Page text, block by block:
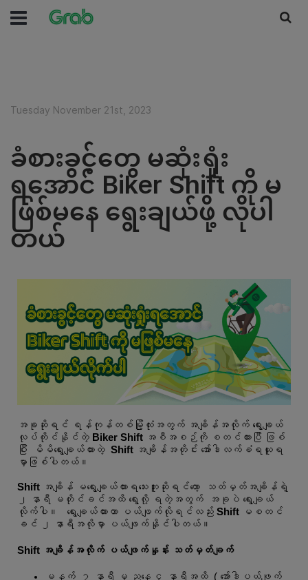
Tuesday November 21st, 2023
ခံစားခွင့်တွေ မဆုံးရှုံး
ရအောင် Biker Shift ကို မ
ဖြစ်မနေ ရွေးချယ်ဖို့ လိုပါ
တယ်
အခုဆိုရင် ရန်ကုန်တစ်မြို့လုံးအတွက် အချိန်အလိုက် ရွေးချယ်
လုပ်ကိုင်နိုင်တဲ့ Biker Shift အစီအစဉ်ကို စတင်ထားပြီ ဖြစ်
ပြီး မိမိရွေးချယ်ထားတဲ့ Shift အချိန်အတိုင်း အော်ဒါလက်ခံရယူရ
မှာဖြစ်ပါတယ်။
Shift အချိန် မရွေးချယ်ထားရသေးဘူးဆိုရင်တော့ သတ်မှတ်အချိန်ရဲ့
၂ နာရီ မတိုင်ခင်အထိ ရွေးလို့ ရတဲ့အတွက် အခုပဲ ရွေးချယ်
လိုက်ပါ။ ရွေးချယ်ထားတာ ပယ်ဖျက်လိုရင်လည်း Shift
မစတင်
ခင် ၂ နာရီအလိုမှာ ပယ်ဖျက်နိုင်ပါတယ်။
Shift အချိန်အလိုက် ပယ်ဖျက်နှုန်း သတ်မှတ်ချက်
မနက် ၇ နာရီ မှ ညနေ ၄ နာရီအထိ ( အော်ဒါပယ်ဖျက်